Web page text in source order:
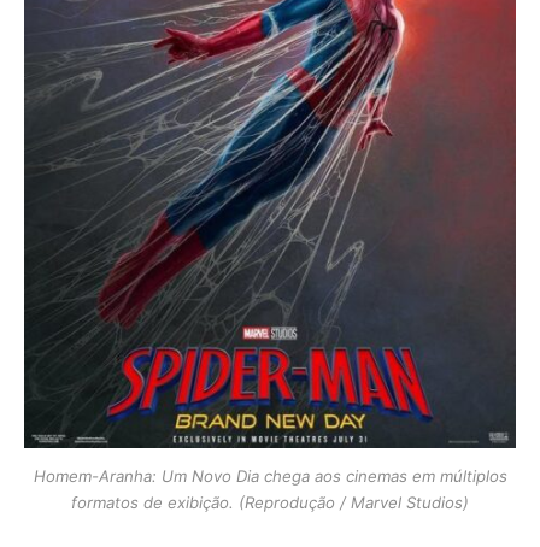
Homem-Aranha: Um Novo Dia chega aos cinemas em múltiplos
formatos de exibição. (Reprodução / Marvel Studios)